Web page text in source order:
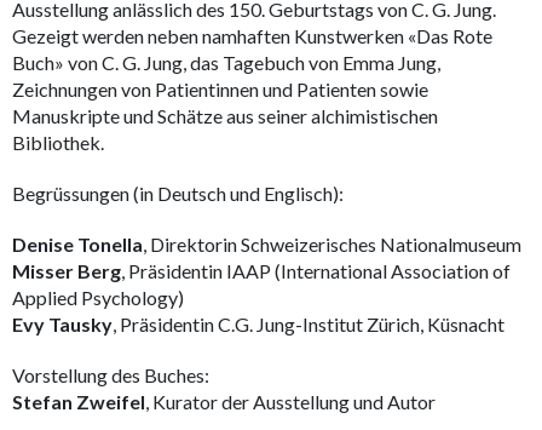
Ausstellung anlässlich des 150. Geburtstags von C. G. Jung.
Gezeigt werden neben namhaften Kunstwerken «Das Rote
Buch» von C. G. Jung, das Tagebuch von Emma Jung,
Zeichnungen von Patientinnen und Patienten sowie
Manuskripte und Schätze aus seiner alchimistischen
Bibliothek.
Begrüssungen (in Deutsch und Englisch):
Denise Tonella, Direktorin Schweizerisches Nationalmuseum
Misser Berg, Präsidentin IAAP (International Association of
Applied Psychology)
Evy Tausky, Präsidentin C.G. Jung-Institut Zürich, Küsnacht
Vorstellung des Buches:
Stefan Zweifel, Kurator der Ausstellung und Autor